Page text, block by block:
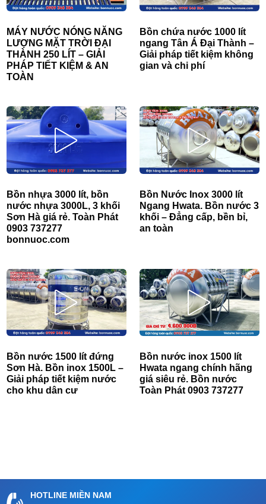
MÁY NƯỚC NÓNG NĂNG
LƯỢNG MẶT TRỜI ĐẠI
THÀNH 250 LÍT – GIẢI
PHÁP TIẾT KIỆM & AN
TOÀN
Bồn chứa nước 1000 lít
ngang Tân Á Đại Thành –
Giải pháp tiết kiệm không
gian và chi phí
Bồn nhựa 3000 lít, bồn
nước nhựa 3000L, 3 khối
Sơn Hà giá rẻ. Toàn Phát
0903 737277
bonnuoc.com
Bồn Nước Inox 3000 lít
Ngang Hwata. Bồn nước 3
khối – Đẳng cấp, bền bỉ,
an toàn
Bồn nước 1500 lít đứng
Sơn Hà. Bồn inox 1500L –
Giải pháp tiết kiệm nước
cho khu dân cư
Bồn nước inox 1500 lít
Hwata ngang chính hãng
giá siêu rẻ. Bồn nước
Toàn Phát 0903 737277
HOTLINE MIỀN NAM